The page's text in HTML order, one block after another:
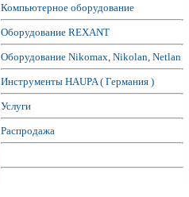
Компьютерное оборудование
Оборудование REXANT
Оборудование Nikomax, Nikolan, Netlan
Инструменты HAUPA ( Германия )
Услуги
Распродажа